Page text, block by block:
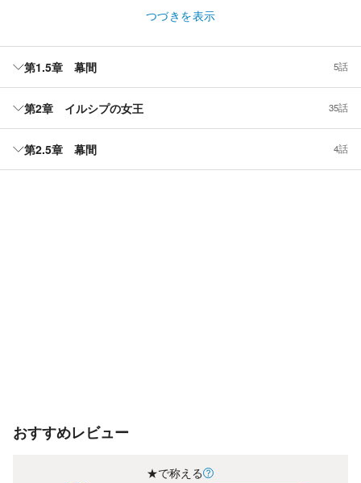
つづきを表示
第1.5章 幕間 5話
第2章 イルシプの女王 35話
第2.5章 幕間 4話
おすすめレビュー
★で称える